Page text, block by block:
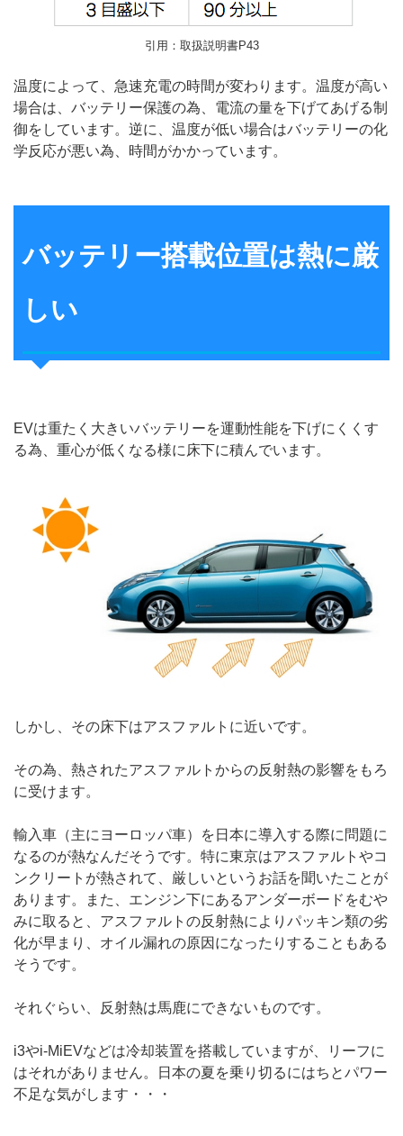
引用：取扱説明書P43
温度によって、急速充電の時間が変わります。温度が高い
場合は、バッテリー保護の為、電流の量を下げてあげる制
御をしています。逆に、温度が低い場合はバッテリーの化
学反応が悪い為、時間がかかっています。
バッテリー搭載位置は熱に厳
しい
EVは重たく大きいバッテリーを運動性能を下げにくくす
る為、重心が低くなる様に床下に積んでいます。
しかし、その床下はアスファルトに近いです。
その為、熱されたアスファルトからの反射熱の影響をもろ
に受けます。
輸入車（主にヨーロッパ車）を日本に導入する際に問題に
なるのが熱なんだそうです。特に東京はアスファルトやコ
ンクリートが熱されて、厳しいというお話を聞いたことが
あります。また、エンジン下にあるアンダーボードをむや
みに取ると、アスファルトの反射熱によりパッキン類の劣
化が早まり、オイル漏れの原因になったりすることもある
そうです。
それぐらい、反射熱は馬鹿にできないものです。
i3やi-MiEVなどは冷却装置を搭載していますが、リーフに
はそれがありません。日本の夏を乗り切るにはちとパワー
不足な気がします・・・